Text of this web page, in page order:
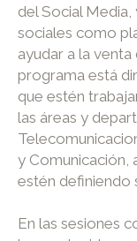
del Social Media,
sociales como
ayudar a la
programa está
que estén
las áreas y
y Comunicación,
estén definiendo
En las sesiones